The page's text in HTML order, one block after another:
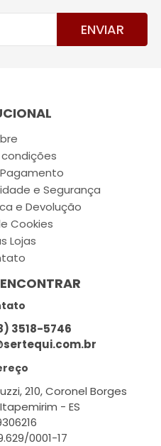
ENVIAR
e Segurança
e Devolução
Cookies
Lojas
3518-5746
210, Coronel Borges
- ES
0001-17